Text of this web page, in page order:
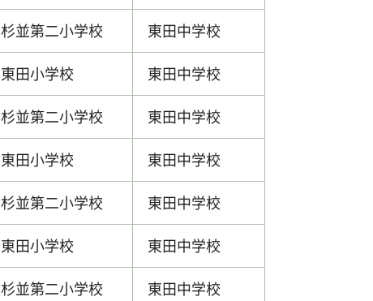
杉並第二小学校
東田中学校
東田小学校
東田中学校
杉並第二小学校
東田中学校
東田小学校
東田中学校
杉並第二小学校
東田中学校
東田小学校
東田中学校
杉並第二小学校
東田中学校